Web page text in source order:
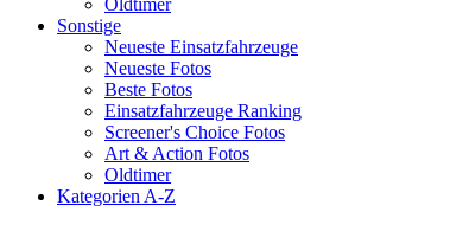
Oldtimer
Sonstige
Neueste Einsatzfahrzeuge
Neueste Fotos
Beste Fotos
Einsatzfahrzeuge Ranking
Screener's Choice Fotos
Art & Action Fotos
Oldtimer
Kategorien A-Z